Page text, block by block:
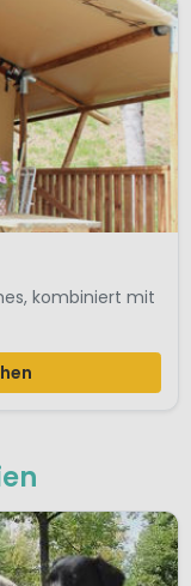
kombiniert mit